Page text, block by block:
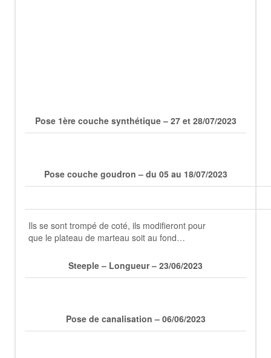
Pose 1ère couche synthétique – 27 et 28/07/2023
Pose couche goudron – du 05 au 18/07/2023
Ils se sont trompé de coté, ils modifieront pour
que le plateau de marteau soit au fond…
Steeple – Longueur – 23/06/2023
Pose de canalisation – 06/06/2023